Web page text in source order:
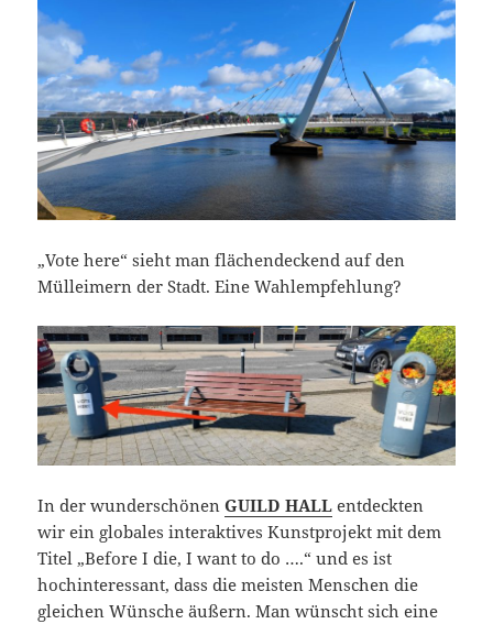
„Vote here“ sieht man flächendeckend auf den
Mülleimern der Stadt. Eine Wahlempfehlung?
In der wunderschönenGUILD HALL entdeckten
wir ein globales interaktives Kunstprojekt mit dem
Titel „Before I die, I want to do ….“ und es ist
hochinteressant, dass die meisten Menschen die
gleichen Wünsche äußern. Man wünscht sich eine